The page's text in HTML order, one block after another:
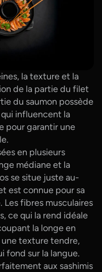
la texture et la
de la partie du filet
du saumon possède
influencent la
pour garantir une
en plusieurs
médiane et la
se situe juste au-
est connue pour sa
fibres musculaires
ce qui la rend idéale
la longe en
texture tendre,
fond sur la langue.
aux sashimis